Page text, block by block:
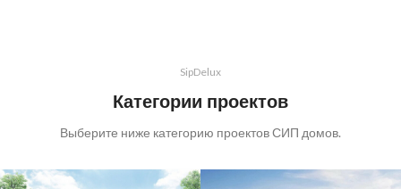
SipDelux
Категории проектов
Выберите ниже категорию проектов СИП домов.